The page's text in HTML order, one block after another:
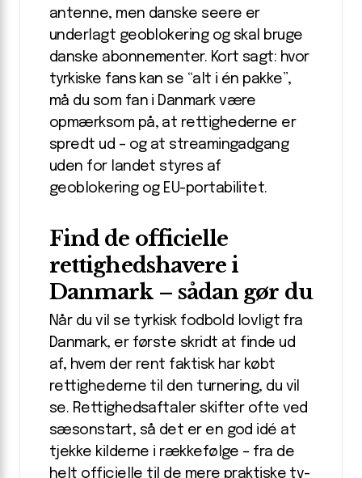
antenne, men danske seere er
underlagt geoblokering og skal bruge
danske abonnementer. Kort sagt: hvor
tyrkiske fans kan se “alt i én pakke”,
må du som fan i Danmark være
opmærksom på, at rettighederne er
spredt ud – og at streaming­adgang
uden for landet styres af
geoblokering og EU-portabilitet.
Find de officielle
rettighedshavere i
Danmark – sådan gør du
Når du vil se tyrkisk fodbold lovligt fra
Danmark, er første skridt at finde ud
af, hvem der rent faktisk har købt
rettighederne til den turnering, du vil
se. Rettighedsaftaler skifter ofte ved
sæson­start, så det er en god idé at
tjekke kilderne i rækkefølge – fra de
helt officielle til de mere praktiske tv-